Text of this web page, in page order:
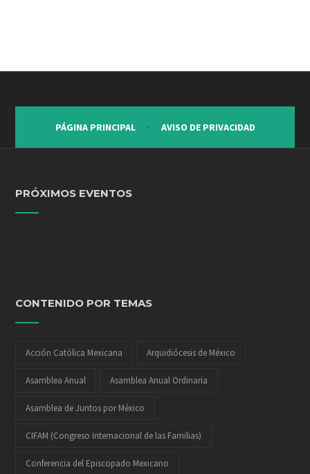
PÁGINA PRINCIPAL AVISO DE PRIVACIDAD
PRÓXIMOS EVENTOS
CONTENIDO POR TEMAS
Acción Católica Mexicana Arquidiócesis de México
Asamblea Anual Asamblea Anual Ordinaria
Asamblea de Juntos por México
CIFAM (Congreso Internacional de las Familias)
Conferencia del Episcopado Mexicano